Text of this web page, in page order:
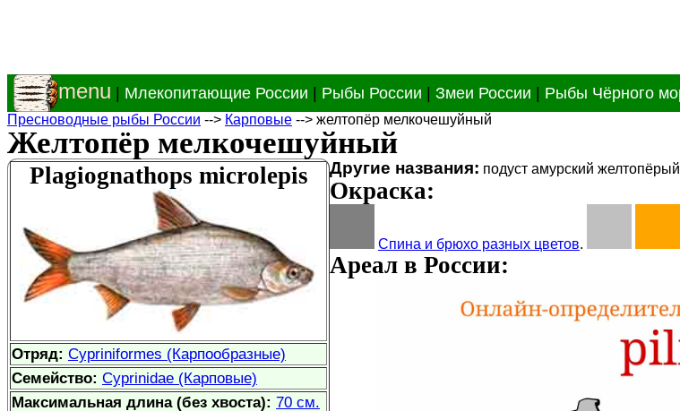
menu Млекопитающие России Рыбы России Змеи России Рыбы Чёрного
Пресноводные рыбы России --> Карповые --> желтопёр мелкочешуйный
Желтопёр мелкочешуйный
Другие названия: подуст амурский желтопёрый
Plagiognathops microlepis
Отряд: Cypriniformes (Карпообразные)
Семейство: Cyprinidae (Карповые)
Максимальная длина (без хвоста): 70 см.
Окраска:
Спина и брюхо разных цветов.
Ареал в России: